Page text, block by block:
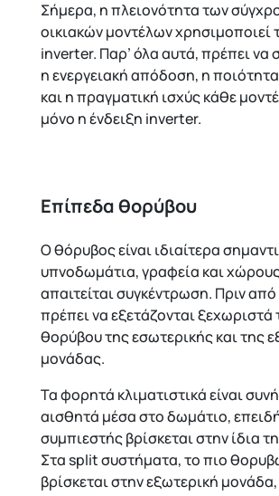
Σήμερα, η πλειονότητα των
οικιακών μοντέλων χρησιμοποιεί
inverter. Παρ’ όλα αυτά, πρέπει να
η ενεργειακή απόδοση, η
και η πραγματική ισχύς κάθε
μόνο η ένδειξη inverter.
Επίπεδα θορύβου
Ο θόρυβος είναι ιδιαίτερα
υπνοδωμάτια, γραφεία και
απαιτείται συγκέντρωση. Πριν
πρέπει να εξετάζονται ξεχωριστά
θορύβου της εσωτερικής και της
μονάδας.
Τα φορητά κλιματιστικά είναι
αισθητά μέσα στο δωμάτιο,
συμπιεστής βρίσκεται στην ίδια
Στα split συστήματα, το πιο
βρίσκεται στην εξωτερική